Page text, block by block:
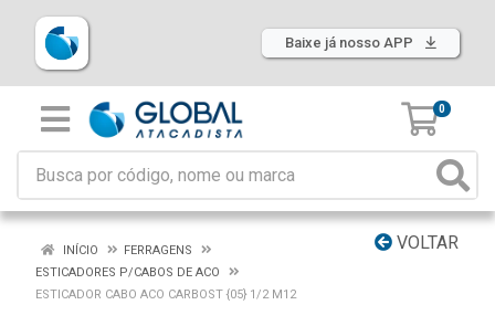
Baixe já nosso APP
0
VOLTAR
INÍCIO
FERRAGENS
ESTICADORES P/CABOS DE ACO
ESTICADOR CABO ACO CARBOST {05} 1/2 M12